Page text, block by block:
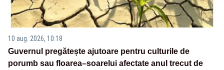
10 aug. 2026, 10:18
Guvernul pregătește ajutoare pentru culturile de
porumb sau floarea–soarelui afectate anul trecut de